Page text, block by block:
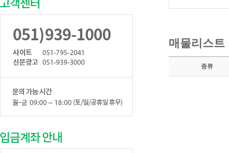
매물리스트
종류